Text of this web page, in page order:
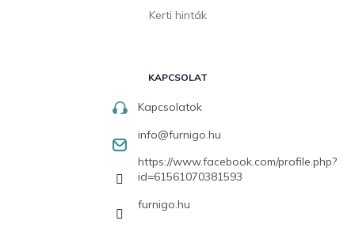
Kerti hinták
KAPCSOLAT
Kapcsolatok
info@furnigo.hu
https://www.facebook.com/profile.php?
id=61561070381593
furnigo.hu